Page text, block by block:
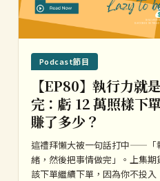
Podcast節目
【EP80】執行力就
完：虧 12 萬照樣下
賺了多少？
這禮拜懶大被一句話打中——「
緒，然後把事情做完」。上集期
該下單繼續下單，因為你不投